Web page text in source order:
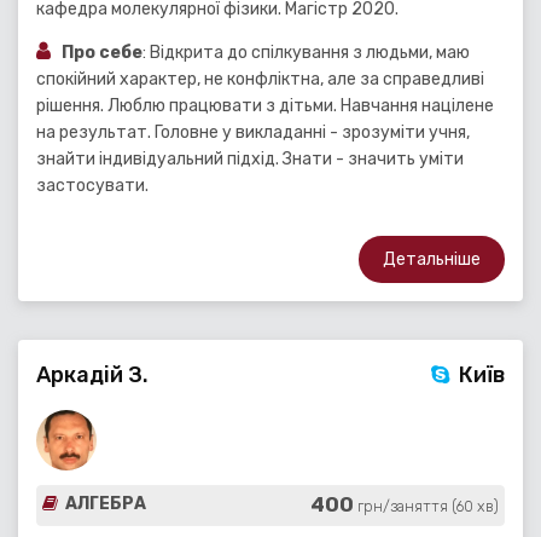
кафедра молекулярної фізики. Магістр 2020.
Про себе: Відкрита до спілкування з людьми, маю
спокійний характер, не конфліктна, але за справедливі
рішення. Люблю працювати з дітьми. Навчання націлене
на результат. Головне у викладанні - зрозуміти учня,
знайти індивідуальний підхід. Знати - значить уміти
застосувати.
Детальніше
Аркадій З. Київ
АЛГЕБРА 400 грн/заняття (60 хв)